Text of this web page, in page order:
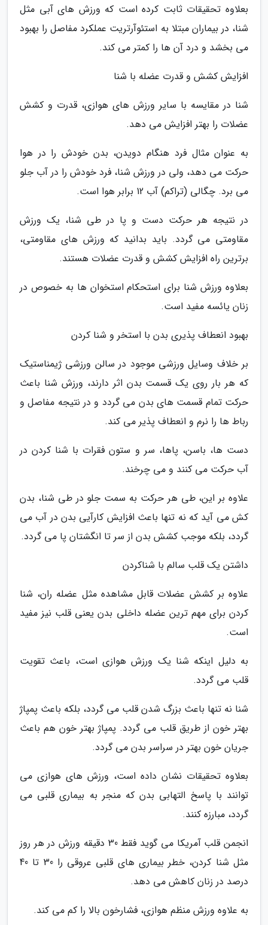
بعلاوه تحقیقات ثابت کرده است که ورزش های آبی مثل
شنا، در بیماران مبتلا به استئوآرتریت عملکرد مفاصل را بهبود
می بخشد و درد آن ها را کمتر می کند.
افزایش کشش و قدرت عضله با شنا
شنا در مقایسه با سایر ورزش های هوازی، قدرت و کشش
عضلات را بهتر افزایش می دهد.
به عنوان مثال فرد هنگام دویدن، بدن خودش را در هوا
حرکت می دهد، ولی در ورزش شنا، فرد خودش را در آب جلو
می برد. چگالی (تراکم) آب 12 برابر هوا است.
در نتیجه هر حرکت دست و پا در طی شنا، یک ورزش
مقاومتی می گردد. باید بدانید که ورزش های مقاومتی،
برترین راه افزایش کشش و قدرت عضلات هستند.
بعلاوه ورزش شنا برای استحکام استخوان ها به خصوص در
زنان یائسه مفید است.
بهبود انعطاف پذیری بدن با استخر و شنا کردن
بر خلاف وسایل ورزشی موجود در سالن ورزشی ژیمناستیک
که هر بار روی یک قسمت بدن اثر دارند، ورزش شنا باعث
حرکت تمام قسمت های بدن می گردد و در نتیجه مفاصل و
رباط ها را نرم و انعطاف پذیر می کند.
دست ها، باسن، پاها، سر و ستون فقرات با شنا کردن در
آب حرکت می کنند و می چرخند.
علاوه بر این، طی هر حرکت به سمت جلو در طی شنا، بدن
کش می آید که نه تنها باعث افزایش کارآیی بدن در آب می
گردد، بلکه موجب کشش بدن از سر تا انگشتان پا می گردد.
داشتن یک قلب سالم با شناکردن
علاوه بر کشش عضلات قابل مشاهده مثل عضله ران، شنا
کردن برای مهم ترین عضله داخلی بدن یعنی قلب نیز مفید
است.
به دلیل اینکه شنا یک ورزش هوازی است، باعث تقویت
قلب می گردد.
شنا نه تنها باعث بزرگ شدن قلب می گردد، بلکه باعث پمپاژ
بهتر خون از طریق قلب می گردد. پمپاژ بهتر خون هم باعث
جریان خون بهتر در سراسر بدن می گردد.
بعلاوه تحقیقات نشان داده است، ورزش های هوازی می
توانند با پاسخ التهابی بدن که منجر به بیماری قلبی می
گردد، مبارزه کنند.
انجمن قلب آمریکا می گوید فقط 30 دقیقه ورزش در هر روز
مثل شنا کردن، خطر بیماری های قلبی عروقی را 30 تا 40
درصد در زنان کاهش می دهد.
به علاوه ورزش منظم هوازی، فشارخون بالا را کم می کند.